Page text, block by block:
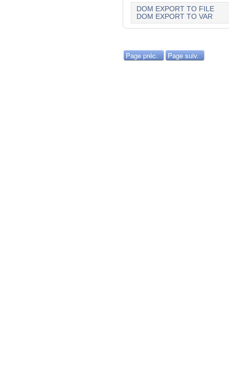
DOM EXPORT TO FILE
DOM EXPORT TO VAR
Page préc. Page suiv.